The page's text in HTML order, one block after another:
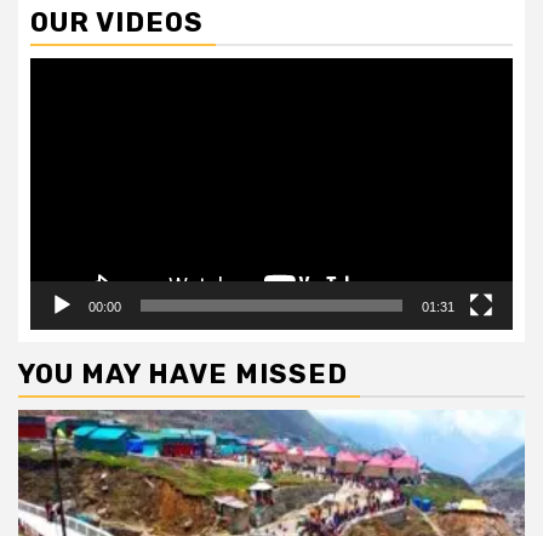
OUR VIDEOS
00:00 01:31
YOU MAY HAVE MISSED